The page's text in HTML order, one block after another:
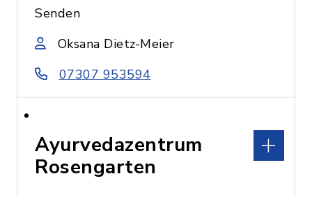
Senden
Oksana Dietz-Meier
07307 953594
Ayurvedazentrum
Rosengarten